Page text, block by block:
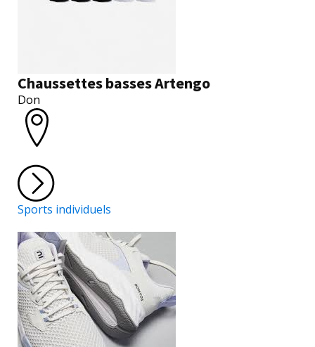
Chaussettes basses Artengo
Don
Sports individuels